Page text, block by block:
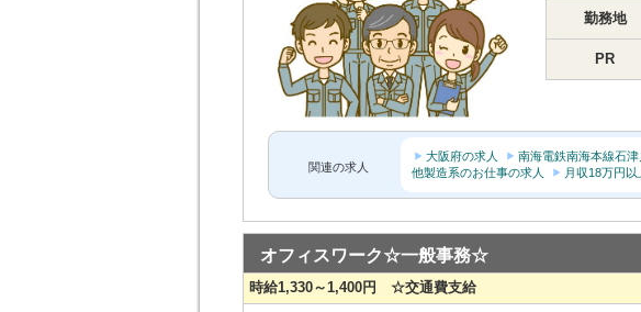
勤務地
PR
関連の求人
大阪府の求人 南海電鉄南海本線石津
他製造系のお仕事の求人
月収18万円以
オフィスワーク☆一般事務☆
時給1,330～1,400円 ☆交通費支給